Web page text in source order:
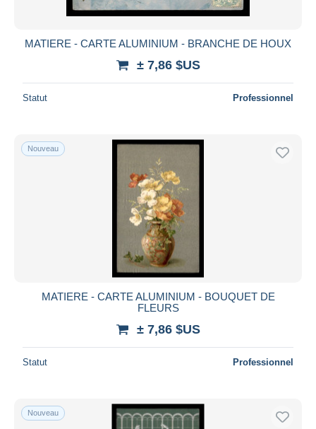
MATIERE - CARTE ALUMINIUM - BRANCHE DE HOUX
± 7,86 $US
Statut Professionnel
Nouveau
MATIERE - CARTE ALUMINIUM - BOUQUET DE
FLEURS
± 7,86 $US
Statut Professionnel
Nouveau